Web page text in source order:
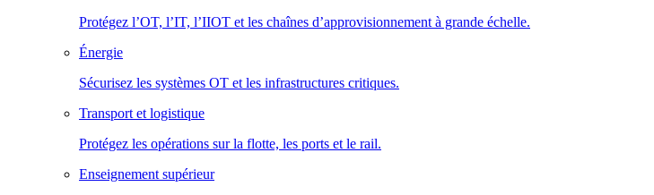
Protégez l’OT, l’IT, l’IIOT et les chaînes d’approvisionnement à grande échelle.
Énergie
Sécurisez les systèmes OT et les infrastructures critiques.
Transport et logistique
Protégez les opérations sur la flotte, les ports et le rail.
Enseignement supérieur